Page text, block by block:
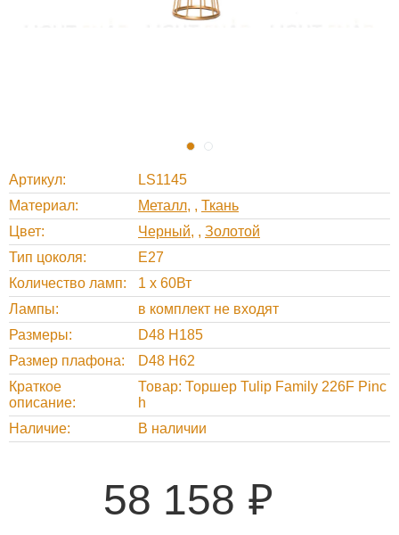
Артикул
LS1145
Материал
Металл , Ткань
Цвет
Черный , Золотой
Тип цоколя
E27
Количество ламп
1 x 60Вт
Лампы
в комплект не входят
Размеры
D48 H185
Размер плафона
D48 H62
Краткое
описание
Товар: Торшер Tulip Family 226F Pinc
h
Наличие
В наличии
58 158